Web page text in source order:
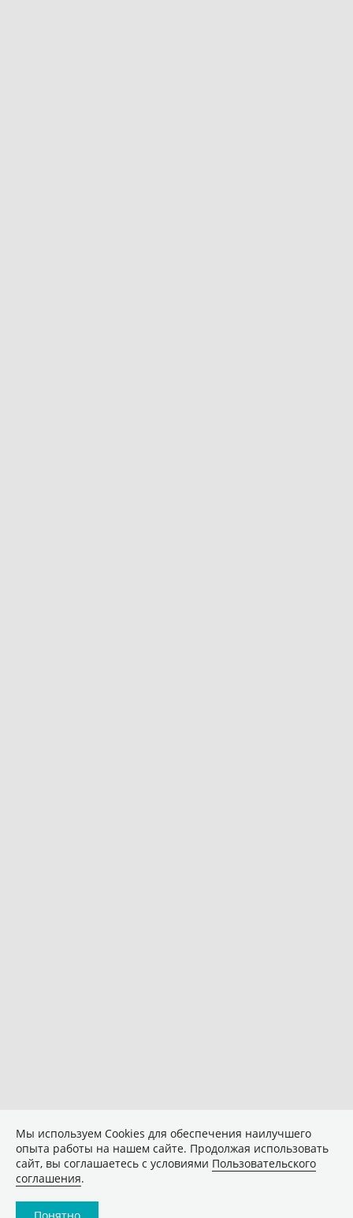
Мы используем Сookies для обеспечения наилучшего
опыта работы на нашем сайте. Продолжая использовать
сайт, вы соглашаетесь с условиями Пользовательского
соглашения.